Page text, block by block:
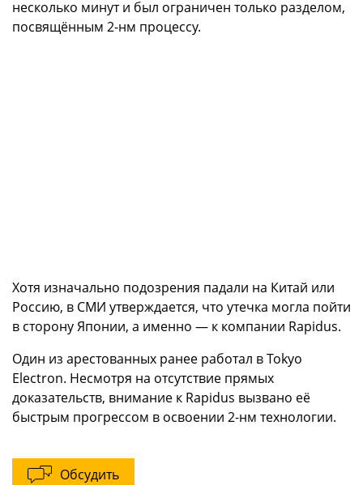
несколько минут и был ограничен только разделом,
посвящённым 2-нм процессу.
Хотя изначально подозрения падали на Китай или
Россию, в СМИ утверждается, что утечка могла пойти
в сторону Японии, а именно — к компании Rapidus.
Один из арестованных ранее работал в Tokyo
Electron. Несмотря на отсутствие прямых
доказательств, внимание к Rapidus вызвано её
быстрым прогрессом в освоении 2-нм технологии.
Обсудить